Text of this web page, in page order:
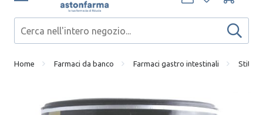
Home Farmaci da banco Farmaci gastro intestinali